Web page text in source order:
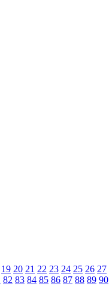
19 20 21 22 23 24 25 26 27
82 83 84 85 86 87 88 89 90